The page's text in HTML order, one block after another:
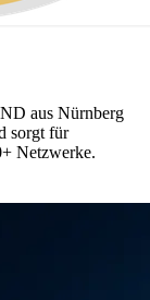
aus Nürnberg
sorgt für
Netzwerke.